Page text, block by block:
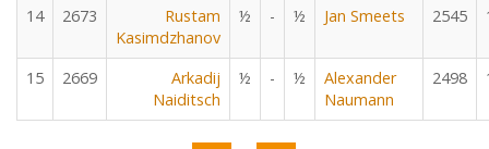
14 2673
Rustam
Kasimdzhanov
½ - ½ Jan Smeets 2545
15 2669
Arkadij
Naiditsch
½ - ½
Alexander
Naumann
2498